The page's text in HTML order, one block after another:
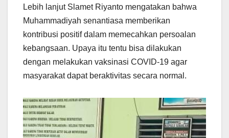
Lebih lanjut Slamet Riyanto mengatakan bahwa
Muhammadiyah senantiasa memberikan
kontribusi positif dalam memecahkan persoalan
kebangsaan. Upaya itu tentu bisa dilakukan
dengan melakukan vaksinasi COVID-19 agar
masyarakat dapat beraktivitas secara normal.